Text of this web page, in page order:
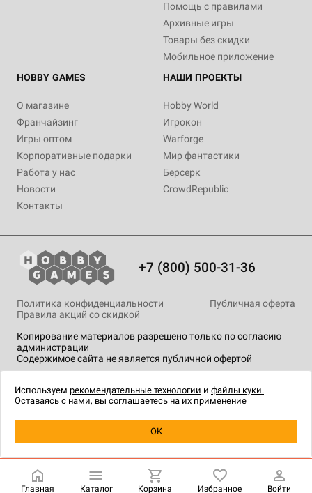
Купить| 3 990 ₽
Помощь с правилами
Архивные игры
Товары без скидки
Мобильное приложение
HOBBY GAMES
О магазине
Франчайзинг
Игры оптом
Корпоративные подарки
Работа у нас
Новости
Контакты
НАШИ ПРОЕКТЫ
Hobby World
Игрокон
Warforge
Мир фантастики
Берсерк
CrowdRepublic
+7 (800) 500-31-36
Копирование материалов разрешено только по согласию
администрации
Содержимое сайта не является публичной офертой
Политика конфиденциальности
Публичная оферта
Правила акций со скидкой
технологии.
Главная Каталог Корзина Избранное Войти
Используем рекомендательные технологии и файлы куки.
Оставаясь с нами, вы соглашаетесь на их применение
OK